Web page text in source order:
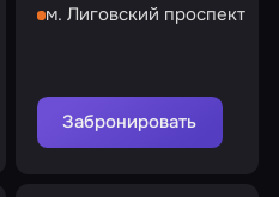
м. Лиговский проспект
Забронировать